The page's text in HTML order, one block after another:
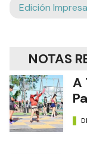
Edición Impresa
NOTAS
A